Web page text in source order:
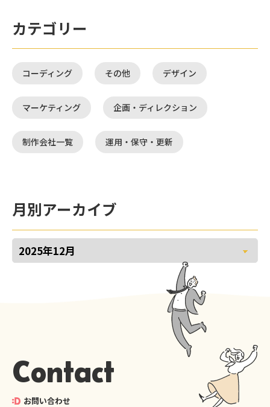
カテゴリー
コーディング その他 デザイン
マーケティング 企画・ディレクション
制作会社一覧 運用・保守・更新
月別アーカイブ
Contact
お問い合わせ